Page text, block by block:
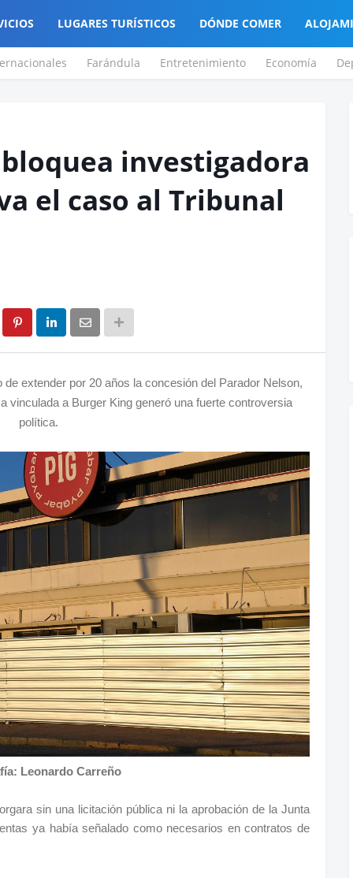
LUGARES TURÍSTICOS DÓNDE COMER
Farándula Entretenimiento Economía
investigadora
el caso al Tribunal
extender por 20 años la concesión del Parador Nelson,
vinculada a Burger King generó una fuerte controversia
política.
Leonardo Carreño
sin una licitación pública ni la aprobación de la Junta
ya había señalado como necesarios en contratos de